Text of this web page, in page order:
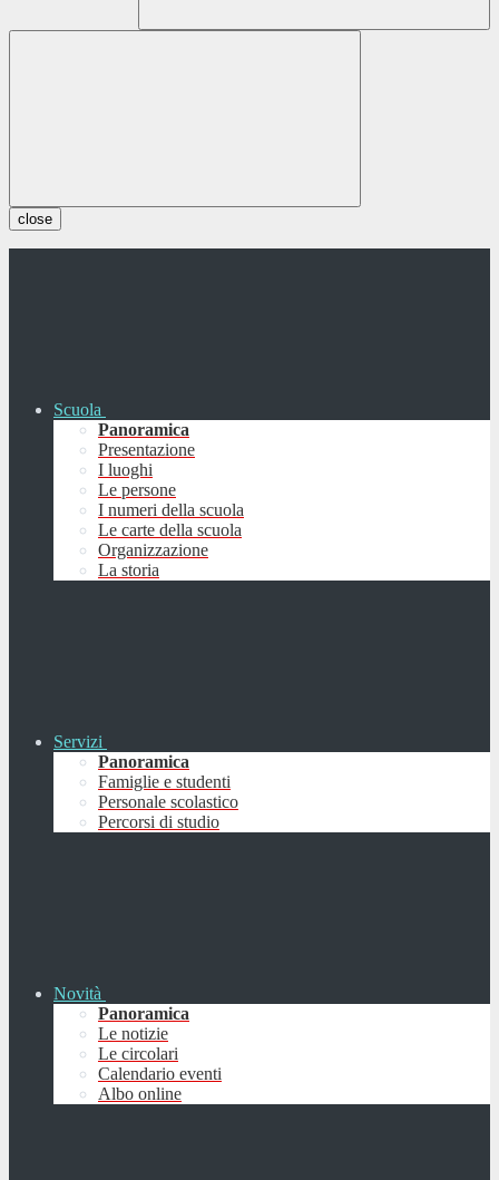
close
Scuola
Panoramica
Presentazione
I luoghi
Le persone
I numeri della scuola
Le carte della scuola
Organizzazione
La storia
Servizi
Panoramica
Famiglie e studenti
Personale scolastico
Percorsi di studio
Novità
Panoramica
Le notizie
Le circolari
Calendario eventi
Albo online